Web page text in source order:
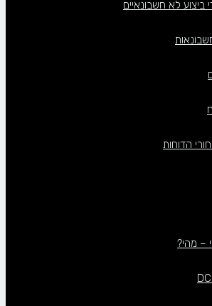
ביצוע לא חשבונאיים
הדוחות
– מהי?